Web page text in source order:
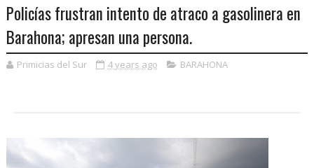
Policías frustran intento de atraco a gasolinera en
Barahona; apresan una persona.
Primicias del Sur 4 years ago BARAHONA